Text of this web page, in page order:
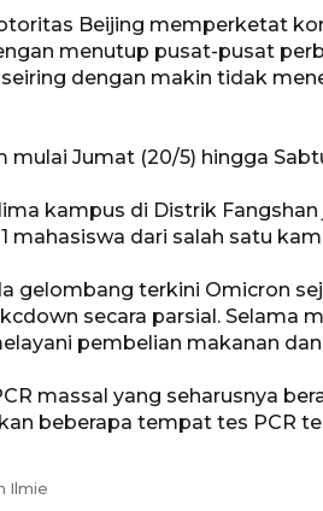
Beijing memperketat
menutup pusat-pusat
dengan makin tidak
mulai Jumat (20/5) hingga
kampus di Distrik
mahasiswa dari salah satu
gelombang terkini Omicron
secara parsial. Selama
pembelian makanan
massal yang seharusnya
beberapa tempat tes PCR
Ilmie